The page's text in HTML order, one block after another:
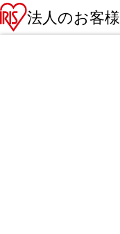
法人のお客様